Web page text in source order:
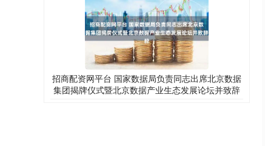
招商配资网平台 国家数据局负责同志出席北京数据
集团揭牌仪式暨北京数据产业生态发展论坛并致辞